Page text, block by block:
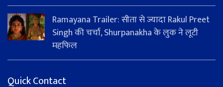
Ramayana Trailer: सीता से ज्यादा Rakul Preet
Singh की चर्चा, Shurpanakha के लुक ने लूटी
महफिल
Quick Contact